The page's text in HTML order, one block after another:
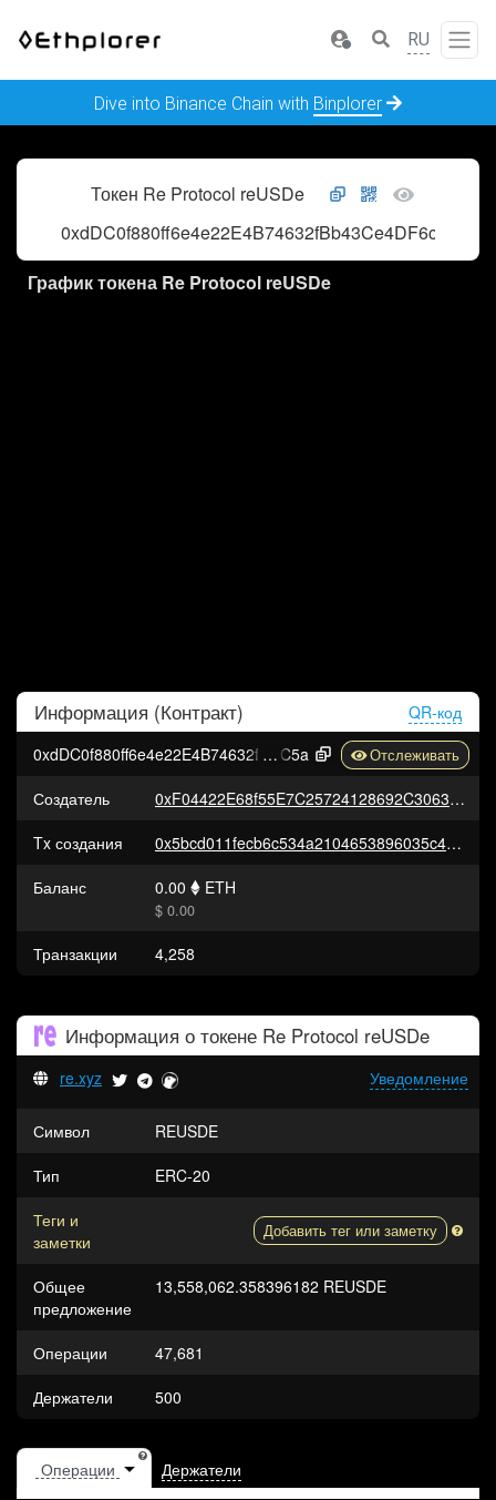
RU
Dive into Binance Chain with Binplorer
Токен Re Protocol reUSDe
0xdDC0f880ff6e4e22E4B74632fBb43Ce4DF6cCC5a
График токена Re Protocol reUSDe
Информация (Контракт)
QR-код
0xdDC0f880ff6e4e22E4B74632fBb43Ce4DF6cC
C5a
Создатель
0xF04422E68f55E7C25724128692C3063A775472f2
Tx создания
0x5bcd011fecb6c534a2104653896035c4470702a93643c4895ffbc4d6bef6d663
Баланс
0.00 ETH
$ 0.00
Транзакции 4,258
Информация о токене Re Protocol reUSDe
Уведомление
re.xyz
Символ
REUSDE
Тип
ERC-20
Теги и
заметки
Добавить тег или заметку
Общее
предложение
13,558,062.358396182 REUSDE
Операции
47,681
Держатели
500
Держатели